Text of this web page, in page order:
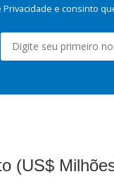
e consinto
(US$